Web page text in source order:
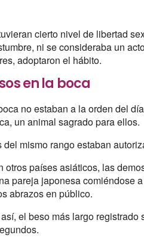
cierto nivel de libertad
ni se consideraba un
adoptaron el hábito.
en la boca
no estaban a la orden del
un animal sagrado para ellos.
mismo rango estaban
otros países asiáticos, las
pareja japonesa comiéndose
abrazos en público.
el beso más largo